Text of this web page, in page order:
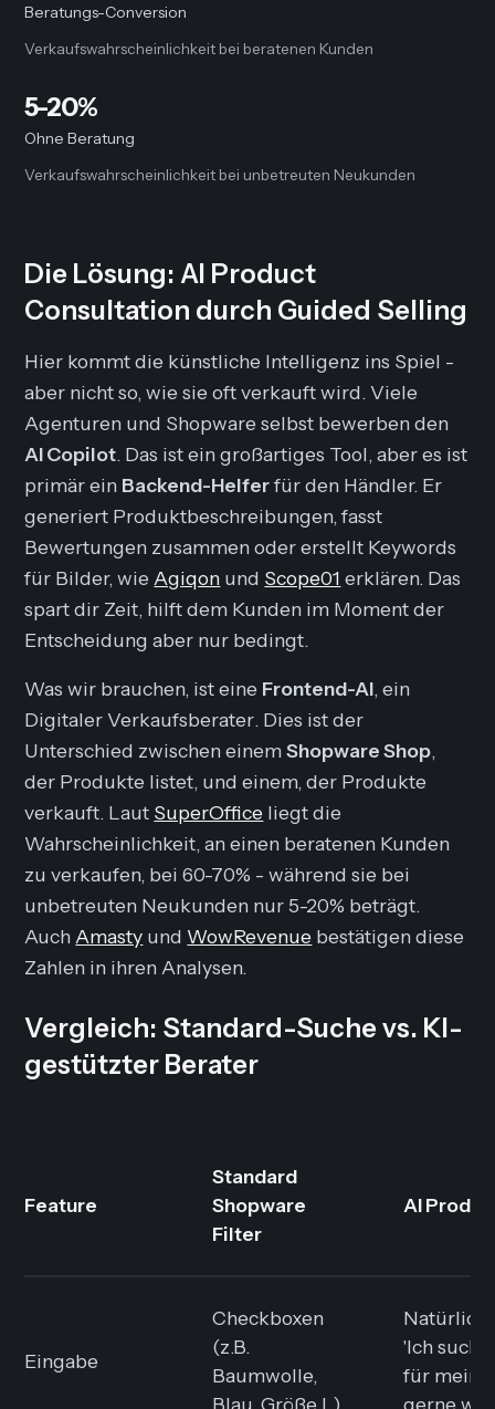
Beratungs-Conversion
Verkaufswahrscheinlichkeit bei beratenen Kunden
5-20%
Ohne Beratung
Verkaufswahrscheinlichkeit bei unbetreuten Neukunden
Die Lösung: AI Product
Consultation durch Guided Selling
Hier kommt die künstliche Intelligenz ins Spiel -
aber nicht so, wie sie oft verkauft wird. Viele
Agenturen und Shopware selbst bewerben den
AI Copilot. Das ist ein großartiges Tool, aber es ist
primär ein Backend-Helferfür den Händler. Er
generiert Produktbeschreibungen, fasst
Bewertungen zusammen oder erstellt Keywords
für Bilder, wie Agiqon und Scope01 erklären. Das
spart dir Zeit, hilft dem Kunden im Moment der
Entscheidung aber nur bedingt.
Was wir brauchen, ist eine Frontend-AI, ein
Digitaler Verkaufsberater. Dies ist der
Unterschied zwischen einemShopware Shop,
der Produkte listet, und einem, der Produkte
verkauft. Laut SuperOffice liegt die
Wahrscheinlichkeit, an einen beratenen Kunden
zu verkaufen, bei 60-70% - während sie bei
unbetreuten Neukunden nur 5-20% beträgt.
Auch Amasty und WowRevenue bestätigen diese
Zahlen in ihren Analysen.
Vergleich: Standard-Suche vs. KI-
gestützter Berater
Feature
Standard
Shopware
Filter
AI
Eingabe
Checkboxen
(z.B.
Baumwolle,
Blau, Größe L)
'Ich
für meine
gerne